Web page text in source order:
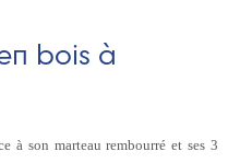
bois à
à son marteau rembourré et ses 3